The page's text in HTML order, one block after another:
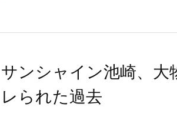
サンシャイン池崎、大
レられた過去